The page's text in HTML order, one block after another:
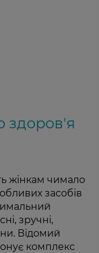
здоров'я
жінкам чимало
засобів
зручні,
Відомий
комплекс